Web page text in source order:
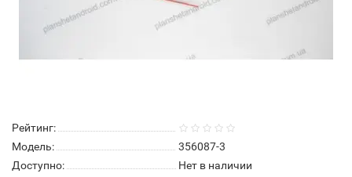
Рейтинг:
Модель:
356087-3
Доступно:
Нет в наличии